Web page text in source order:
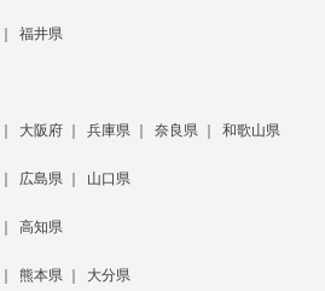
福井県
大阪府 兵庫県 奈良県
和歌山県
広島県
山口県
高知県
熊本県 大分県